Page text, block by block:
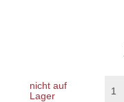
nicht auf
Lager